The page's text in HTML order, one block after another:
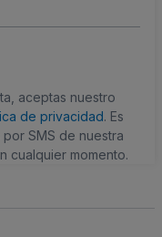
aceptas nuestro
de privacidad. Es
SMS de nuestra
cualquier momento.